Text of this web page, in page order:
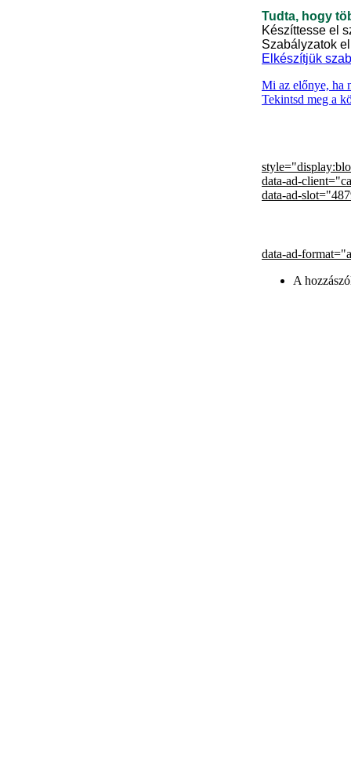
Tudta, hogy
Készíttesse el
Szabályzatok
Elkészítjük
Mi az előnye, ha
Tekintsd meg a
data-ad-
data-ad-
data-ad-
A